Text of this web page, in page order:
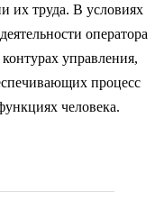
их труда. В условиях
оператора
управления,
процесс
человека.